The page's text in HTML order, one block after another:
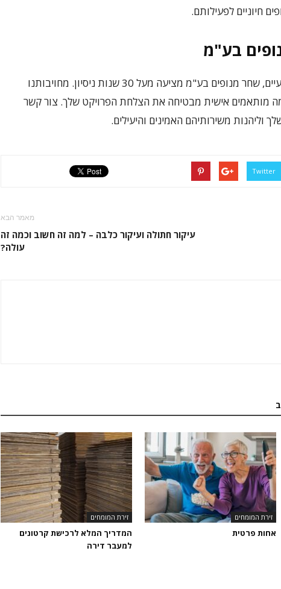
חיוניים לפעילותם.
בע"מ
לאלה הזקוקים לשירותי מנוף מקצועיים, שחר מנופים בע"מ מציעה מעל 30 שנות ניסיון. מחויבותנו
מותאמים אישית מבטיחה את הצלחת הפרויקט שלך. צור קשר
וליהנות משירותיהם האמינים והיעילים.
Twitter
מאמר הבא
עיקור חתולה ועיקור כלבה – למה זה חשוב וכמה זה
עולה?
זירת המומחים
אחות פרטית
זירת המומחים
המדריך המלא לרכישת קרטונים
למעבר דירה